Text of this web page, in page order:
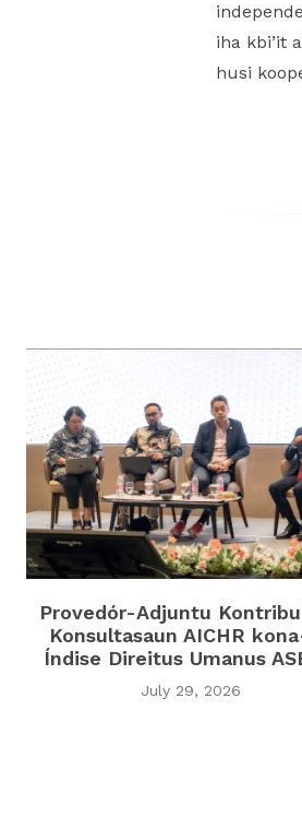
iha kbi’it
husi
Provedór-Adjuntu
Konsultasaun AICHR
Índise Direitus Umanus
July 29, 2026